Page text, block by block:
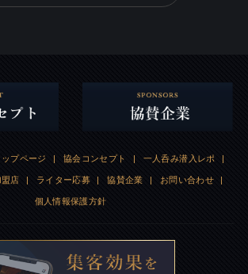
プページ | 協会コンセプト | 一人呑み潜入レポ |
店 | ライター応募 | 協賛企業 | お問い合わせ |
個人情報保護方針